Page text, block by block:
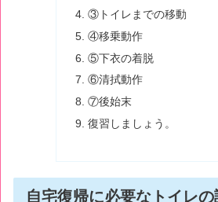
③トイレまでの移動
④移乗動作
⑤下衣の着脱
⑥清拭動作
⑦後始末
復習しましょう。
自宅復帰に必要なトイレの